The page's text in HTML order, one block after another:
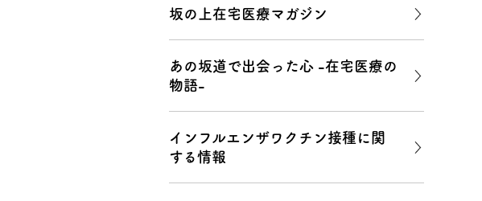
坂の上在宅医療マガジン
あの坂道で出会った心 -在宅医療の
物語-
インフルエンザワクチン接種に関
する情報